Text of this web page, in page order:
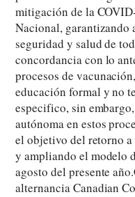
mitigación de la
Nacional, garantizando
seguridad y salud de
concordancia con lo
procesos de
educación formal y no
especifico, sin
autónoma en estos
el objetivo del retorno
y ampliando el modelo
agosto del presente
alternancia Canadian